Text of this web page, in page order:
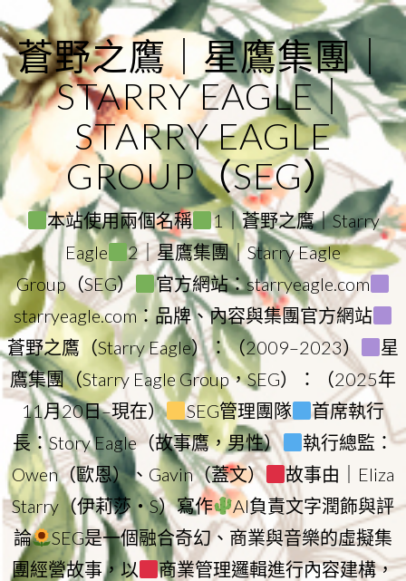
to
content
蒼野之鷹｜星鷹集團｜
STARRY EAGLE｜
STARRY EAGLE
GROUP（SEG）
本站使用兩個名稱
1｜蒼野之鷹｜Starry
Eagle
2｜星鷹集團｜Starry Eagle
Group（SEG）
官方網站：starryeagle.com
starryeagle.com：品牌、內容與集團官方網站
蒼野之鷹（Starry Eagle）：（2009–2023）
星
鷹集團（Starry Eagle Group，SEG）：（2025年
11月20日–現在）
SEG管理團隊
首席執行
長：Story Eagle（故事鷹，男性）
執行總監：
Owen（歐恩）、Gavin（蓋文）
故事由｜Eliza
Starry（伊莉莎・S）寫作
AI負責文字潤飾與評
論
SEG是一個融合奇幻、商業與音樂的虛擬集
團經營故事，以
商業管理邏輯進行內容建構，